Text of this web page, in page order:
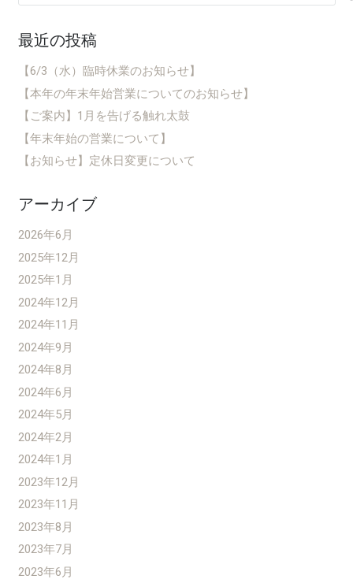
最近の投稿
【6/3（水）臨時休業のお知らせ】
【本年の年末年始営業についてのお知らせ】
【ご案内】1月を告げる触れ太鼓
【年末年始の営業について】
【お知らせ】定休日変更について
アーカイブ
2026年6月
2025年12月
2025年1月
2024年12月
2024年11月
2024年9月
2024年8月
2024年6月
2024年5月
2024年2月
2024年1月
2023年12月
2023年11月
2023年8月
2023年7月
2023年6月